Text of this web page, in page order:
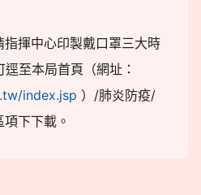
揮中心印製戴口罩三大時
至本局首頁（網址：
index.jsp ）/肺炎防疫/
下下載。